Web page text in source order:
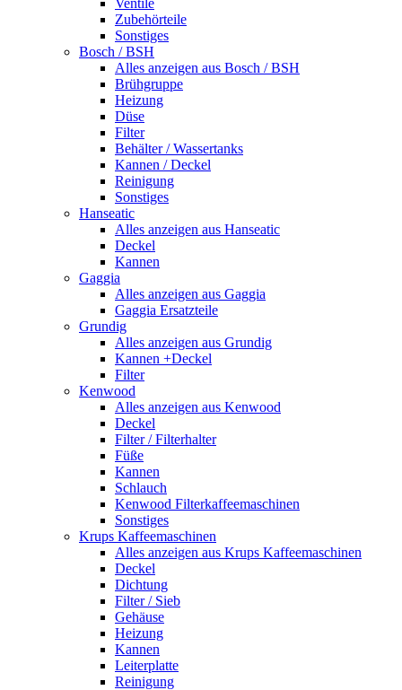
Ventile
Zubehörteile
Sonstiges
Bosch / BSH
Alles anzeigen aus Bosch / BSH
Brühgruppe
Heizung
Düse
Filter
Behälter / Wassertanks
Kannen / Deckel
Reinigung
Sonstiges
Hanseatic
Alles anzeigen aus Hanseatic
Deckel
Kannen
Gaggia
Alles anzeigen aus Gaggia
Gaggia Ersatzteile
Grundig
Alles anzeigen aus Grundig
Kannen +Deckel
Filter
Kenwood
Alles anzeigen aus Kenwood
Deckel
Filter / Filterhalter
Füße
Kannen
Schlauch
Kenwood Filterkaffeemaschinen
Sonstiges
Krups Kaffeemaschinen
Alles anzeigen aus Krups Kaffeemaschinen
Deckel
Dichtung
Filter / Sieb
Gehäuse
Heizung
Kannen
Leiterplatte
Reinigung